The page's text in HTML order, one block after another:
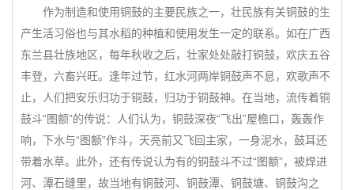
作为制造和使用铜鼓的主要民族之一，壮民族有关铜鼓的生
产生活习俗也与其水稻的种植和使用发生一定的联系。如在广西
东兰县壮族地区，每年秋收之后，壮家处处敲打铜鼓，欢庆五谷
丰登，六畜兴旺。逢年过节，红水河两岸铜鼓声不息，欢歌声不
止，人们把安乐归功于铜鼓，归功于铜鼓神。在当地，流传着铜
鼓斗“图额”的传说：人们认为，铜鼓深夜“飞出”屋檐口，轰轰作
响，下水与“图额”作斗，天亮前又飞回主家，一身泥水，鼓耳还
带着水草。此外，还有传说认为有的铜鼓斗不过“图额”，被焊进
河、潭石缝里，故当地有铜鼓河、铜鼓潭、铜鼓塘、铜鼓沟之